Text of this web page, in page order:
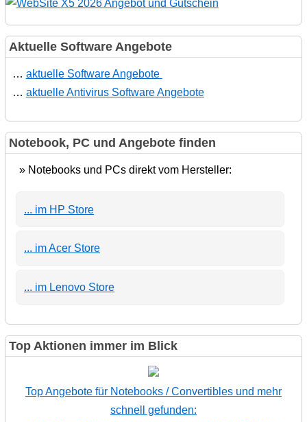
Aktuelle Software Angebote
… aktuelle Software Angebote
… aktuelle Antivirus Software Angebote
Notebook, PC und Angebote finden
» Notebooks und PCs direkt vom Hersteller:
... im HP Store
... im Acer Store
... im Lenovo Store
Top Aktionen immer im Blick
Top Angebote für Notebooks / Convertibles und mehr
schnell gefunden: